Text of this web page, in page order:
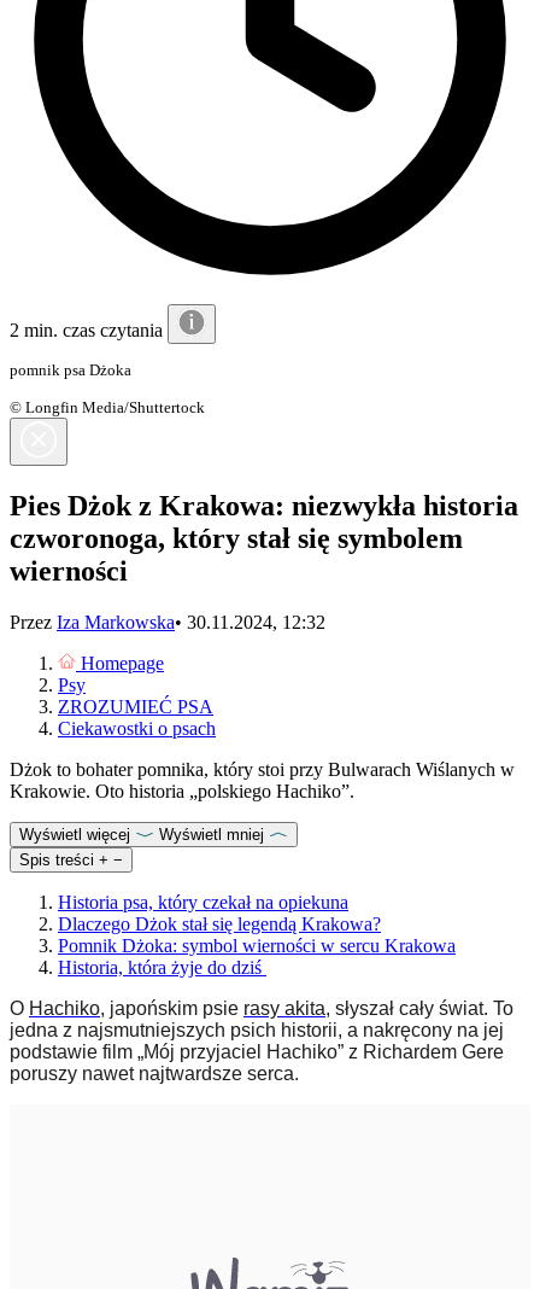
2 min. czas czytania
pomnik psa Dżoka
© Longfin Media/Shuttertock
Pies Dżok z Krakowa: niezwykła historia
czworonoga, który stał się symbolem
wierności
Przez Iza Markowska• 30.11.2024, 12:32
Homepage
Psy
ZROZUMIEĆ PSA
Ciekawostki o psach
Dżok to bohater pomnika, który stoi przy Bulwarach Wiślanych w
Krakowie. Oto historia „polskiego Hachiko”.
Wyświetl więcej
Wyświetl mniej
Spis treści + −
Historia psa, który czekał na opiekuna
Dlaczego Dżok stał się legendą Krakowa?
Pomnik Dżoka: symbol wierności w sercu Krakowa
Historia, która żyje do dziś
O Hachiko, japońskim psie rasy akita, słyszał cały świat. To
jedna z najsmutniejszych psich historii, a nakręcony na jej
podstawie film „Mój przyjaciel Hachiko” z Richardem Gere
poruszy nawet najtwardsze serca.